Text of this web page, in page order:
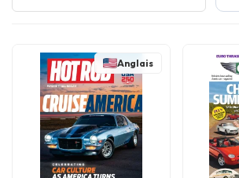
Anglais